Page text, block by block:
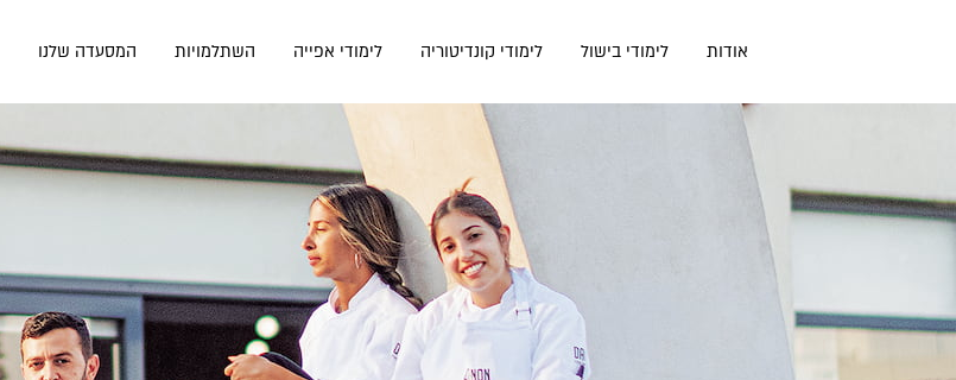
אודות לימודי בישול לימודי קונדיטוריה לימודי אפייה השתלמויות המסעדה שלנו